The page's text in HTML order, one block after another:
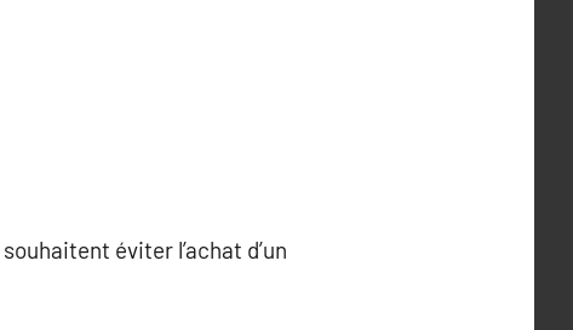
éviter l’achat d’un